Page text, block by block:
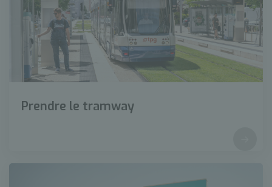
Prendre le tramway